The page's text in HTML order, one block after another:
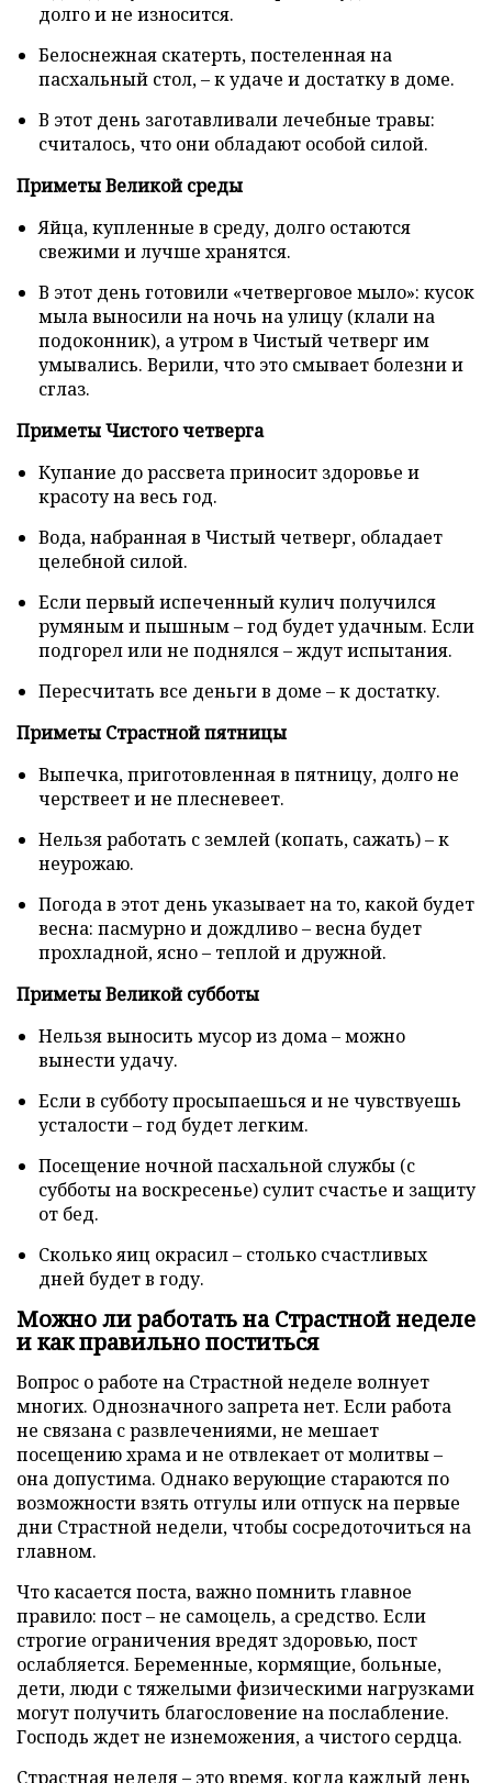
долго и не износится.
Белоснежная скатерть, постеленная на
пасхальный стол, – к удаче и достатку в доме.
В этот день заготавливали лечебные травы:
считалось, что они обладают особой силой.
Приметы Великой среды
Яйца, купленные в среду, долго остаются
свежими и лучше хранятся.
В этот день готовили «четверговое мыло»: кусок
мыла выносили на ночь на улицу (клали на
подоконник), а утром в Чистый четверг им
умывались. Верили, что это смывает болезни и
сглаз.
Приметы Чистого четверга
Купание до рассвета приносит здоровье и
красоту на весь год.
Вода, набранная в Чистый четверг, обладает
целебной силой.
Если первый испеченный кулич получился
румяным и пышным – год будет удачным. Если
подгорел или не поднялся – ждут испытания.
Пересчитать все деньги в доме – к достатку.
Приметы Страстной пятницы
Выпечка, приготовленная в пятницу, долго не
черствеет и не плесневеет.
Нельзя работать с землей (копать, сажать) – к
неурожаю.
Погода в этот день указывает на то, какой будет
весна: пасмурно и дождливо – весна будет
прохладной, ясно – теплой и дружной.
Приметы Великой субботы
Нельзя выносить мусор из дома – можно
вынести удачу.
Если в субботу просыпаешься и не чувствуешь
усталости – год будет легким.
Посещение ночной пасхальной службы (с
субботы на воскресенье) сулит счастье и защиту
от бед.
Сколько яиц окрасил – столько счастливых
дней будет в году.
Можно ли работать на Страстной неделе
и как правильно поститься
Вопрос о работе на Страстной неделе волнует
многих. Однозначного запрета нет. Если работа
не связана с развлечениями, не мешает
посещению храма и не отвлекает от молитвы –
она допустима. Однако верующие стараются по
возможности взять отгулы или отпуск на первые
дни Страстной недели, чтобы сосредоточиться на
главном.
Что касается поста, важно помнить главное
правило: пост – не самоцель, а средство. Если
строгие ограничения вредят здоровью, пост
ослабляется. Беременные, кормящие, больные,
дети, люди с тяжелыми физическими нагрузками
могут получить благословение на послабление.
Господь ждет не изнеможения, а чистого сердца.
Страстная неделя – это время, когда каждый день